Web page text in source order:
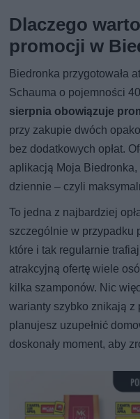
Dlaczego
promocji w
Biedronka przygotowała
Schauma o pojemności
sierpnia obowiązuje
przy zakupie dwóch
bez dodatkowych opłat.
aplikacją Moja
dziennie – czyli
To jedna z najbardziej
szczególnie w przypadku
które i tak regularnie
atrakcyjną ofertę wiele
kilka szamponów. Nic
warianty szybko znikają z
planujesz uzupełnić
doskonały moment, aby